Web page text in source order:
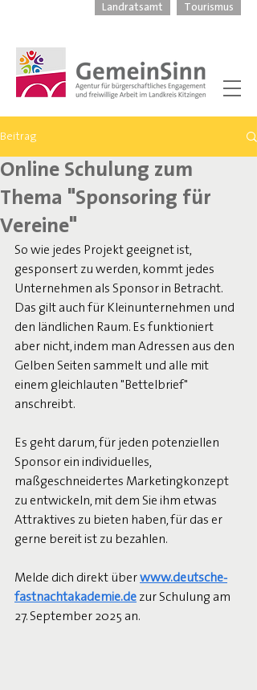
Landratsamt Tourismus
Beitrag
Online Schulung zum
Thema "Sponsoring für
Vereine"
So wie jedes Projekt geeignet ist,
gesponsert zu werden, kommt jedes
Unternehmen als Sponsor in Betracht.
Das gilt auch für Kleinunternehmen und
den ländlichen Raum. Es funktioniert
aber nicht, indem man Adressen aus den
Gelben Seiten sammelt und alle mit
einem gleichlauten "Bettelbrief"
anschreibt.
Es geht darum, für jeden potenziellen
Sponsor ein individuelles,
maßgeschneidertes Marketingkonzept
zu entwickeln, mit dem Sie ihm etwas
Attraktives zu bieten haben, für das er
gerne bereit ist zu bezahlen.
Melde dich direkt über www.deutsche-
fastnachtakademie.de zur Schulung am
27. September 2025 an.